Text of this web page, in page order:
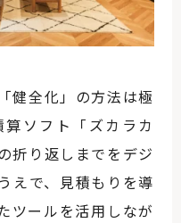
健全化」の方法は極
ソフト「ズカラカ
折り返しまでをデジ
えで、見積もりを導
ツールを活用しなが